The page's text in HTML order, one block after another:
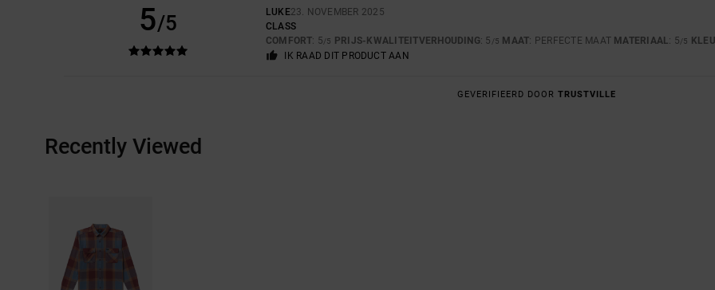
5/5 LUKE23. NOVEMBER 2025
CLASS
COMFORT: 5/5 PRIJS-KWALITEITVERHOUDING: 5 /5 MAAT: PERFECTE MAAT MATERIAAL: 5/5
IK RAAD DIT PRODUCT AAN
GEVERIFIEERD DOOR TRUSTVILLE
Recently Viewed